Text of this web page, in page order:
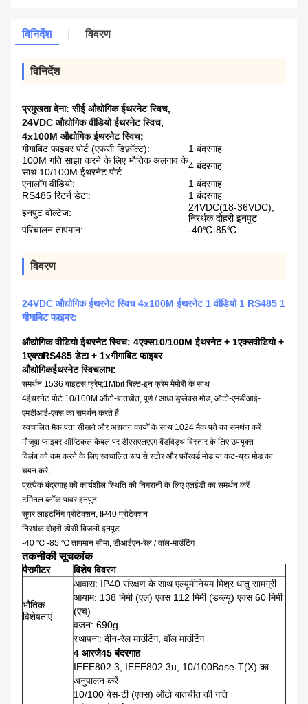
विनिर्देश विवरण
विनिर्देश
प्रमुखता देना:सीई औद्योगिक ईथरनेट स्विच,
24VDC औद्योगिक वीडियो ईथरनेट स्विच,
4x100M औद्योगिक ईथरनेट स्विच;
गीगाबिट फाइबर पोर्ट (एफसी डिफ़ॉल्ट):
1 बंदरगाह
100M गति साझा करने के लिए भौतिक अलगाव के
साथ 10/100M ईथरनेट पोर्ट:
4 बंदरगाह
एनालॉग वीडियो:
1 बंदरगाह
RS485 रिटर्न डेटा:
1 बंदरगाह
इनपुट वोल्टेज:
24VDC(18-36VDC),
निरर्थक दोहरी इनपुट
परिचालन तापमान:
-40℃-85℃
विवरण
24VDC औद्योगिक ईथरनेट स्विच 4x100M ईथरनेट 1 वीडियो 1 RS485 1
गीगाबिट फाइबर:
औद्योगिक वीडियो ईथरनेट स्विच: 4एक्स10/100M ईथरनेट + 1एक्सवीडियो +
1एक्सRS485 डेटा + 1xगीगाबिट फाइबर
औद्योगिकईथरनेट स्विचलाभ:
समर्थन 1536 बाइट्स फ्रेम;1Mbit बिल्ट-इन फ्रेम मेमोरी के साथ
4ईथरनेट पोर्ट 10/100M ऑटो-बातचीत, पूर्ण / आधा डुप्लेक्स मोड, ऑटो-एमडीआई-
एमडीआई-एक्स का समर्थन करते हैं
स्वचालित मैक पता सीखने और अद्यतन कार्यों के साथ 1024 मैक पते का समर्थन करें
मौजूदा फाइबर ऑप्टिकल केबल पर डीएसएलएएम बैंडविड्थ विस्तार के लिए उपयुक्त
विलंब को कम करने के लिए स्वचालित रूप से स्टोर और फ़ॉरवर्ड मोड या कट-थ्रू मोड का
चयन करें;
प्रत्येक बंदरगाह की कार्यशील स्थिति की निगरानी के लिए एलईडी का समर्थन करें
टर्मिनल ब्लॉक पावर इनपुट
सुपर लाइटनिंग प्रोटेक्शन, IP40 प्रोटेक्शन
निरर्थक दोहरी डीसी बिजली इनपुट
-40 ℃ -85 ℃ तापमान सीमा, डीआईएन-रेल / वॉल-माउंटिंग
तकनीकी सूचकांक
पैरामीटर विशेष विवरण
भौतिक
विशेषताएं
आवास: IP40 संरक्षण के साथ एल्यूमीनियम मिश्र धातु सामग्री
आयाम: 138 मिमी (एल) एक्स 112 मिमी (डब्ल्यू) एक्स 60 मिमी
(एच)
वजन: 690g
स्थापना: दीन-रेल माउंटिंग, वॉल माउंटिंग
4 आरजे45 बंदरगाह
IEEE802.3, IEEE802.3u, 10/100Base-T(X) का
अनुपालन करें
10/100 बेस-टी (एक्स) ऑटो बातचीत की गति